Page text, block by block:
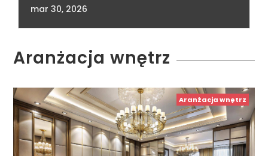
mar 30, 2026
Aranżacja wnętrz
Aranżacja wnętrz